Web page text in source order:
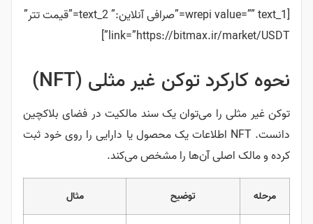
[wrepi value=”” text_1=”صرافی آنلاین:” text_2=”قیمت تتر”
link=”https://bitmax.ir/market/USDT”]
نحوه کارکرد توکن غیر مثلی (NFT)
توکن غیر مثلی را می‌توان یک سند مالکیت در فضای بلاکچین
دانست. NFT اطلاعات یک محصول یا دارایی را روی خود ثبت
کرده و مالک اصلی آن‌ها را مشخص می‌کند.
مرحله توضیح مثال